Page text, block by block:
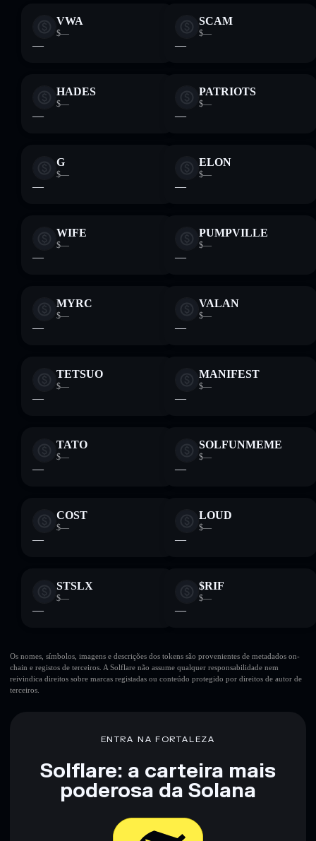
VWA
$—
—
SCAM
$—
—
HADES
$—
—
PATRIOTS
$—
—
G
$—
—
ELON
$—
—
WIFE
$—
—
PUMPVILLE
$—
—
MYRC
$—
—
VALAN
$—
—
TETSUO
$—
—
MANIFEST
$—
—
TATO
$—
—
SOLFUNMEME
$—
—
COST
$—
—
LOUD
$—
—
STSLX
$—
—
$RIF
$—
—
Os nomes, símbolos, imagens e descrições dos tokens são provenientes de metadados on-
chain e registos de terceiros. A Solflare não assume qualquer responsabilidade nem
reivindica direitos sobre marcas registadas ou conteúdo protegido por direitos de autor de
terceiros.
ENTRA NA FORTALEZA
Solflare: a carteira mais
poderosa da Solana